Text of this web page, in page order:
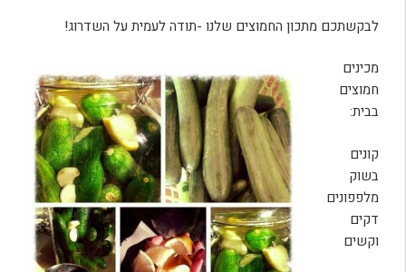
לבקשתכם מתכון החמוצים שלנו -תודה לעמית על השדרוג!
מכינים
חמוצים
בבית:
קונים
בשוק
מלפפונים
דקים
וקשים